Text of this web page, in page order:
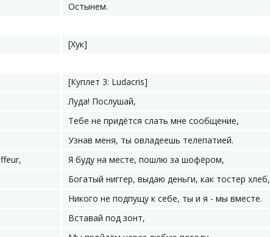
Остынем.
[Хук]
[Куплет 3: Ludacris]
Луда! Послушай,
Тебе не придётся слать мне сообщение,
Узнав меня, ты овладеешь телепатией.
Я буду на месте, пошлю за шофёром,
Богатый ниггер, выдаю деньги, как тостер хлеб,
Никого не подпущу к себе, ты и я - мы вместе.
Вставай под зонт,